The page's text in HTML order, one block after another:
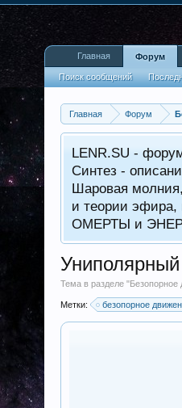
Главная Форум
LENR.SU -
Синтез -
Шаровая
и теории эфира,
ОМЕРТЫ и
Тема в разделе "Безопорное
Метки: безопорное
Главная Форум
Поиск сообщений